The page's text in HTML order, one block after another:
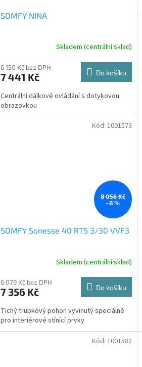
SOMFY NINA
Skladem (centrální sklad)
6 150 Kč bez DPH
7 441 Kč Do košíku
Centrální dálkové ovládání s dotykovou
obrazovkou
8 056 Kč
–8 %
SOMFY Sonesse 40 RTS 3/30 VVF3
Skladem (centrální sklad)
6 079 Kč bez DPH
7 356 Kč Do košíku
Tichý trubkový pohon vyvinutý speciálně
pro interiérové stínící prvky
Kód: 1001573
Kód: 1001582